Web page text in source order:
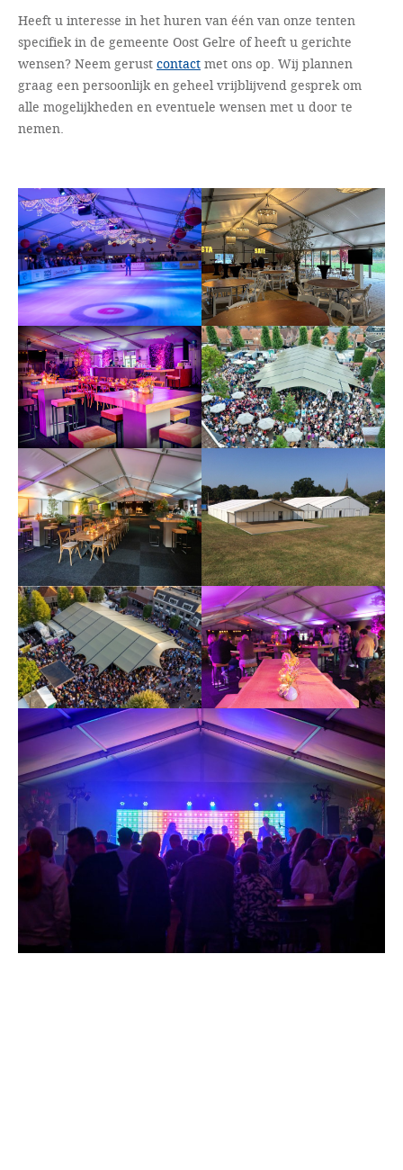
Heeft u interesse in het huren van één van onze tenten
specifiek in de gemeente Oost Gelre of heeft u gerichte
wensen? Neem gerust contactmet ons op. Wij plannen
graag een persoonlijk en geheel vrijblijvend gesprek om
alle mogelijkheden en eventuele wensen met u door te
nemen.